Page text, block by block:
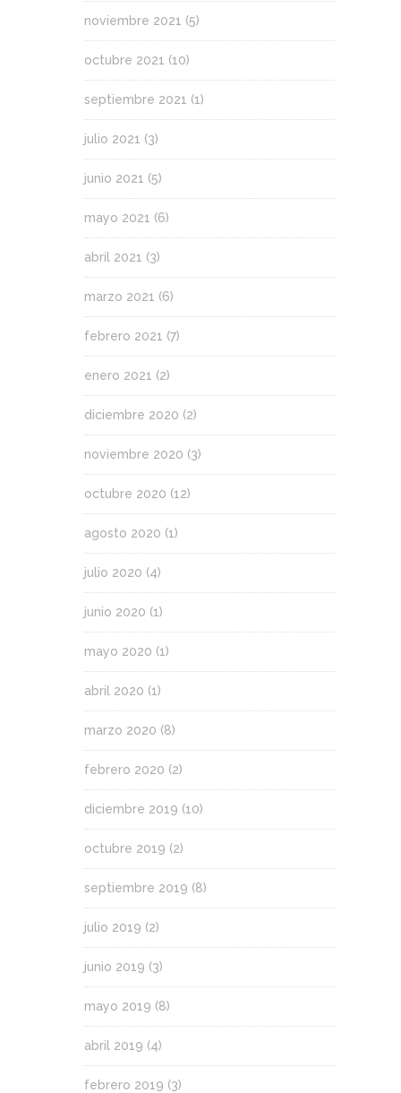
noviembre 2021 (5)
octubre 2021 (10)
septiembre 2021 (1)
julio 2021 (3)
junio 2021 (5)
mayo 2021 (6)
abril 2021 (3)
marzo 2021 (6)
febrero 2021 (7)
enero 2021 (2)
diciembre 2020 (2)
noviembre 2020 (3)
octubre 2020 (12)
agosto 2020 (1)
julio 2020 (4)
junio 2020 (1)
mayo 2020 (1)
abril 2020 (1)
marzo 2020 (8)
febrero 2020 (2)
diciembre 2019 (10)
octubre 2019 (2)
septiembre 2019 (8)
julio 2019 (2)
junio 2019 (3)
mayo 2019 (8)
abril 2019 (4)
febrero 2019 (3)